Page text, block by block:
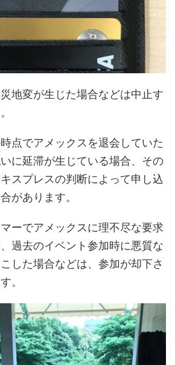
地変が生じた場合などは中止す
点でアメックスを退会していた
に延滞が生じている場合、その
スプレスの判断によって申し込
があります。
ーでアメックスに理不尽な要求
過去のイベント参加時に悪質な
した場合などは、参加が却下さ
。